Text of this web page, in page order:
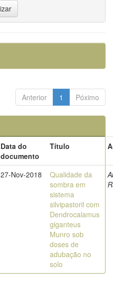
Anterior 1 Póximo
Data do
documento
Título
27-Nov-2018
Qualidade da
sombra em
sistema
silvipastoril com
Dendrocalamus
giganteus
Munro sob
doses de
adubação no
solo